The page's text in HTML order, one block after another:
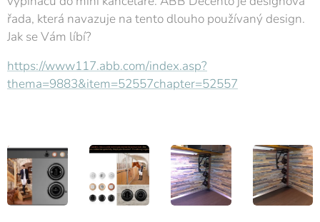
řada, která navazuje na tento dlouho používaný design.
Jak se Vám líbí?
https://www117.abb.com/index.asp?
thema=9883&item=52557chapter=52557